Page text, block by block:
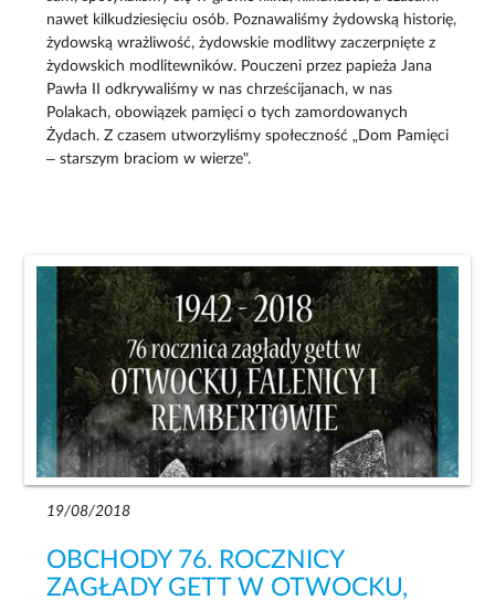
nawet kilkudziesięciu osób. Poznawaliśmy żydowską historię,
żydowską wrażliwość, żydowskie modlitwy zaczerpnięte z
żydowskich modlitewników. Pouczeni przez papieża Jana
Pawła II odkrywaliśmy w nas chrześcijanach, w nas
Polakach, obowiązek pamięci o tych zamordowanych
Żydach. Z czasem utworzyliśmy społeczność „Dom Pamięci
– starszym braciom w wierze".
19/08/2018
OBCHODY 76. ROCZNICY
ZAGŁADY GETT W OTWOCKU,